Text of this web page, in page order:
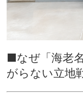
■なぜ「海老
がらない立地